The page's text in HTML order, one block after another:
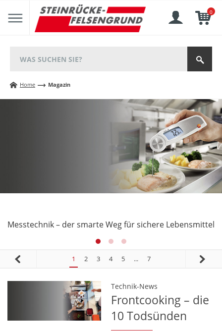
0
Home Magazin
Messtechnik – der smarte Weg für sichere Lebensmittel
1 2 3 4 5 ... 7
Technik-News
Frontcooking – die
10 Todsünden